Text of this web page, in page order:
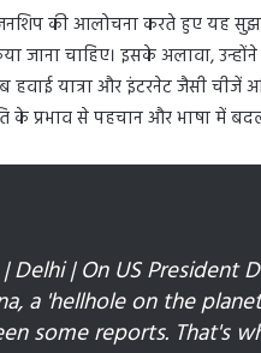
की आलोचना करते हुए यह
जाना चाहिए। इसके अलावा,
यात्रा और इंटरनेट जैसी चीजें
के प्रभाव से पहचान और भाषा में
Delhi | On US President
a 'hellhole on the
some reports. That's